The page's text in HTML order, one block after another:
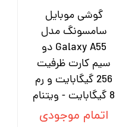
گوشی موبایل
سامسونگ مدل
Galaxy A55 دو
سیم کارت ظرفیت
256 گیگابایت و رم
8 گیگابایت - ویتنام
اتمام موجودی